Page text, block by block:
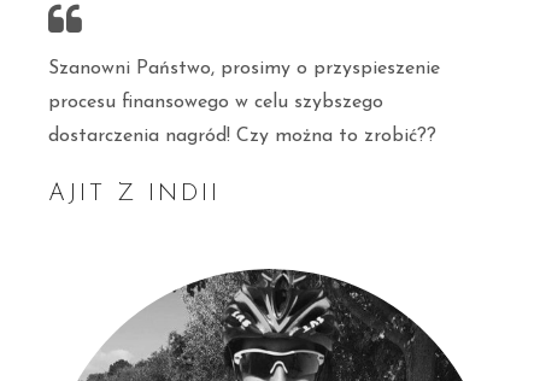
Szanowni Państwo, prosimy o przyspieszenie
procesu finansowego w celu szybszego
dostarczenia nagród! Czy można to zrobić??
AJIT Z INDII